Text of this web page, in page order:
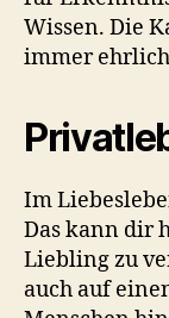
Wissen. Die
immer
Im
Das kann dir
Liebling zu
auch auf